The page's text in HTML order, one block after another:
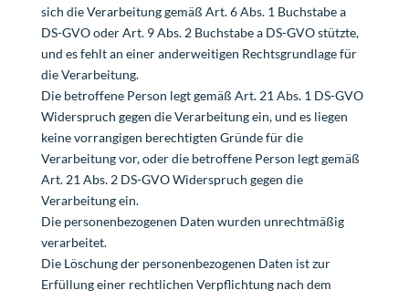
sich die Verarbeitung gemäß Art. 6 Abs. 1 Buchstabe a
DS-GVO oder Art. 9 Abs. 2 Buchstabe a DS-GVO stützte,
und es fehlt an einer anderweitigen Rechtsgrundlage für
die Verarbeitung.
Die betroffene Person legt gemäß Art. 21 Abs. 1 DS-GVO
Widerspruch gegen die Verarbeitung ein, und es liegen
keine vorrangigen berechtigten Gründe für die
Verarbeitung vor, oder die betroffene Person legt gemäß
Art. 21 Abs. 2 DS-GVO Widerspruch gegen die
Verarbeitung ein.
Die personenbezogenen Daten wurden unrechtmäßig
verarbeitet.
Die Löschung der personenbezogenen Daten ist zur
Erfüllung einer rechtlichen Verpflichtung nach dem